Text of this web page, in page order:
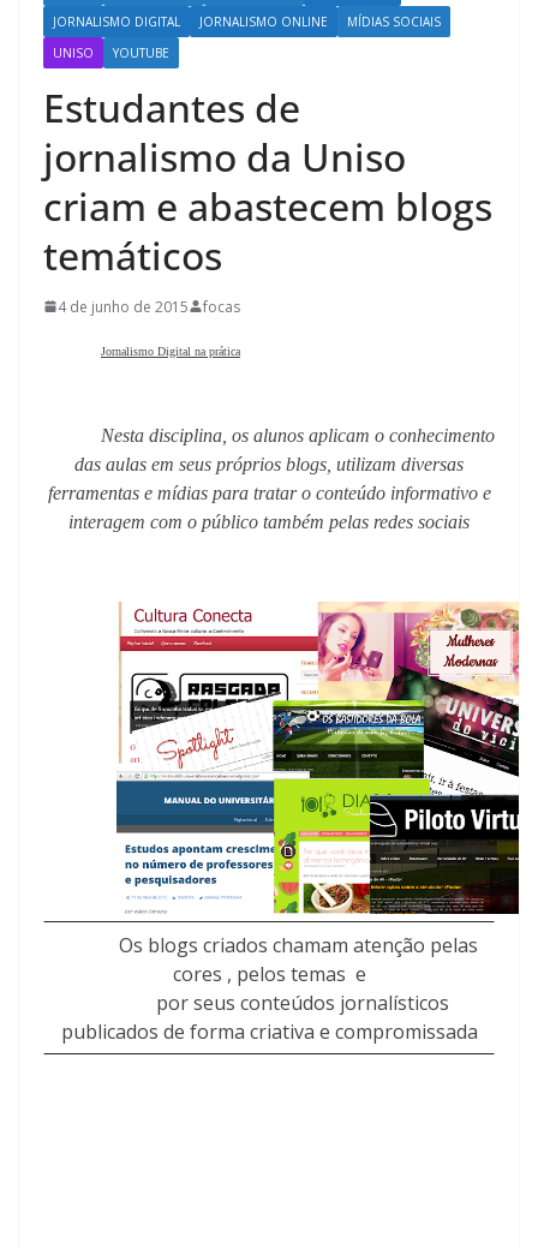
JORNALISMO DIGITAL
JORNALISMO ONLINE
MÍDIAS SOCIAIS
UNISO
YOUTUBE
Estudantes de
jornalismo da Uniso
criam e abastecem blogs
temáticos
4 de junho de 2015 focas
Jornalismo Digital na prática
Nesta disciplina, os alunos aplicam o conhecimento
das aulas em seus próprios blogs, utilizam diversas
ferramentas e mídias para tratar o conteúdo informativo e
interagem com o público também pelas redes sociais
Os blogs criados chamam atenção pelas
cores , pelos temas e
por seus conteúdos jornalísticos
publicados de forma criativa e compromissada